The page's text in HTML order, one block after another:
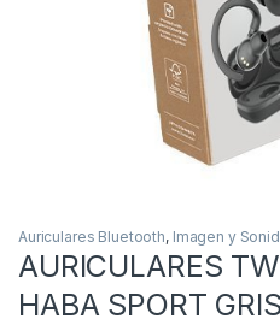
Auriculares Bluetooth, Imagen y
AURICULARES
HABA SPORT